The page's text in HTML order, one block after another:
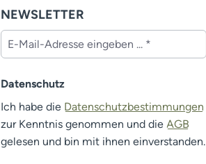
NEWSLETTER
Datenschutz
Ich habe die Datenschutzbestimmungen
zur Kenntnis genommen und die AGB
gelesen und bin mit ihnen einverstanden.